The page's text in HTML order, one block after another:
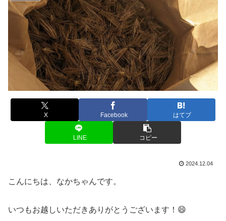
X Facebook はてブ
LINE コピー
2024.12.04
こんにちは、なかちゃんです。
いつもお越しいただきありがとうございます！😄